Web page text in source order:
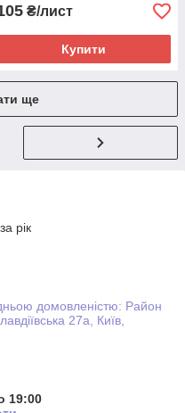
₴/лист
Купити
ще
рік
домовленістю: Район
27а, Київ,
19:00